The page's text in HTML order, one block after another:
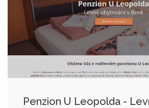
Penzion U Leopolda -